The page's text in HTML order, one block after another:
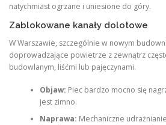
natychmiast ogrzane i uniesione do góry.
Zablokowane kanały dolotowe
W Warszawie, szczególnie w nowym
doprowadzające powietrze z zewnątrz
budowlanym, liśćmi lub pajęczynami.
Objaw: Piec bardzo mocno się
jest zimno.
Naprawa: Mechaniczne